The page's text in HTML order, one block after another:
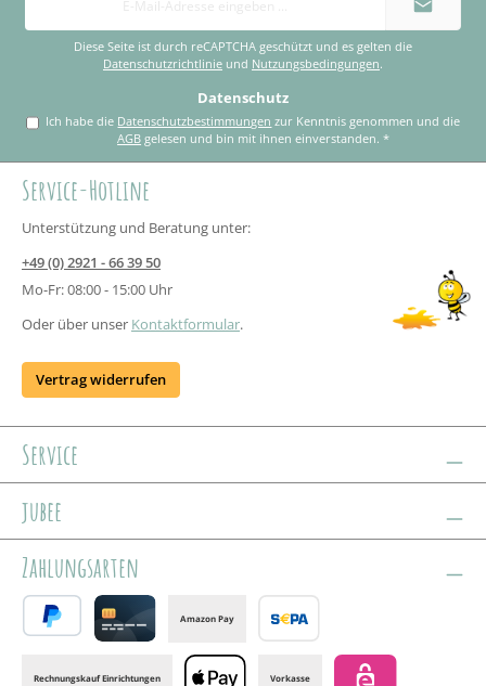
Adresse
Diese Seite ist durch reCAPTCHA geschützt und es gelten die
Datenschutzrichtlinie und Nutzungsbedingungen.
Datenschutz
Ich habe die Datenschutzbestimmungen
AGB gelesen und bin mit ihnen einverstanden.*
Service-Hotline
Unterstützung und Beratung unter:
+49 (0) 2921 - 66 39 50
Mo-Fr: 08:00 - 15:00 Uhr
Oder über unser Kontaktformular.
Vertrag widerrufen
Service
jubee
Zahlungsarten
Amazon Pay
Banktransfer
Rechnungskauf Einrichtungen Vorkasse